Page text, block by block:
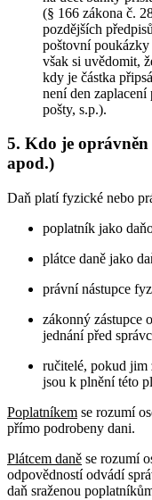
(§ 166 zákona č.
pozdějších
poštovní poukázky
však si uvědomit,
kdy je částka
není den
pošty, s.p.).
5. Kdo je oprávněn
apod.)
Daň platí fyzické nebo
poplatník jako
plátce daně jako
právní nástupce
zákonný zástupce
jednání před
ručitelé, pokud jim
jsou k plnění této
Poplatníkem se rozumí
přímo podrobeny dani.
Plátcem daně se rozumí
odpovědností odvádí
daň sraženou